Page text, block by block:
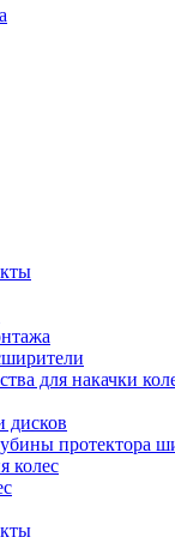
для накачки
дисков
протектора
колес